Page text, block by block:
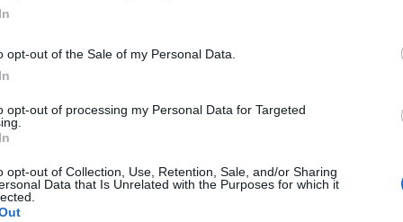
opt-out of the Sale of my Personal Data.
opt-out of processing my Personal Data for Targeted
opt-out of Collection, Use, Retention, Sale, and/or Sharing
Data that Is Unrelated with the Purposes for which it
avere ripercussioni significative non solo
europea. La Germania è un partner commerciale
e una sua ripresa economica potrebbe
Tuttavia, gli esperti avvertono che è necessario
poiché la situazione globale rimane incerta.
e le politiche monetarie della Banca Centrale